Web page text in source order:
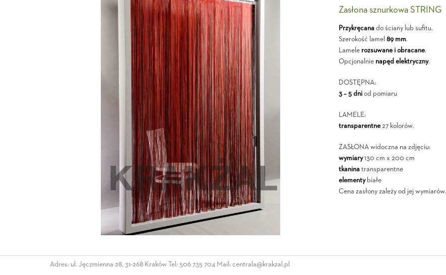
Zasłona sznurkowa STRING
Przykręcanado ściany lub sufitu.
Szerokość lamel 89 mm.
Lamele rozsuwane i obracane.
Opcjonalnie napęd elektryczny.
DOSTĘPNA:
3 – 5 dniod pomiaru
LAMELE:
transparentne27 kolorów.
ZASŁONA widoczna na zdjęciu:
wymiary130 cm x 200 cm
tkaninatransparentne
elementybiałe
Cena zasłony zależy od jej wymiarów.
Adres: ul. Jęczmienna 28, 31-268 Kraków Tel: 506 735 704Mail: centrala@krakzal.pl